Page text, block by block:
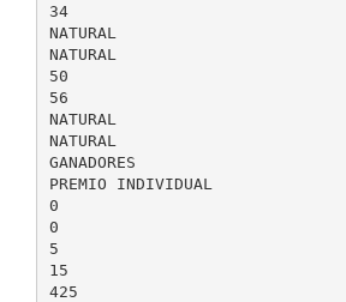
34
NATURAL
NATURAL
50
56
NATURAL
NATURAL
GANADORES
PREMIO INDIVIDUAL
0
0
5
15
425